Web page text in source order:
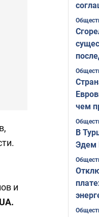
и
UA.
чем
В
Эдем